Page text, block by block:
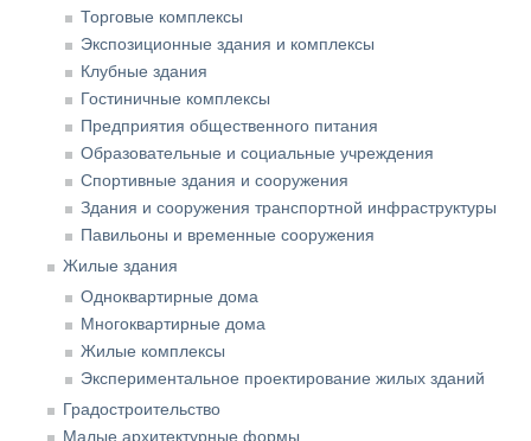
Торговые комплексы
Экспозиционные здания и комплексы
Клубные здания
Гостиничные комплексы
Предприятия общественного питания
Образовательные и социальные учреждения
Спортивные здания и сооружения
Здания и сооружения транспортной инфраструктуры
Павильоны и временные сооружения
Жилые здания
Одноквартирные дома
Многоквартирные дома
Жилые комплексы
Экспериментальное проектирование жилых зданий
Градостроительство
Малые архитектурные формы